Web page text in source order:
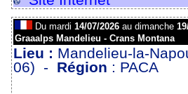
Du mardi 14/07/2026au dimanche
Graaalps Mandelieu - Crans Montana
Lieu : Mandelieu-la-
06) - Région : PACA